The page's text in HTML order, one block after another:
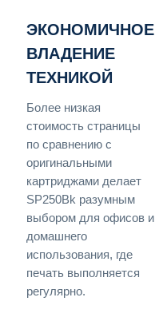
ЭКОНОМИЧНОЕ
ВЛАДЕНИЕ
ТЕХНИКОЙ
Более низкая
стоимость страницы
по сравнению с
оригинальными
картриджами делает
SP250Bk разумным
выбором для офисов и
домашнего
использования, где
печать выполняется
регулярно.